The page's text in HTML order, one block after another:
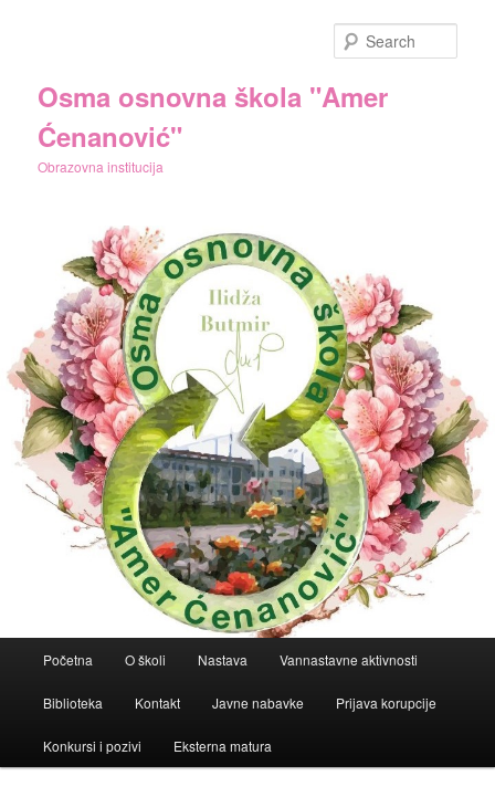
Osma osnovna škola "Amer
Ćenanović"
Obrazovna institucija
Početna O školi Nastava Vannastavne aktivnosti
Biblioteka Kontakt Javne nabavke Prijava korupcije
Konkursi i pozivi Eksterna matura